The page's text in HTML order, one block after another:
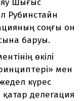
Шығыс
Рубинстайн
соңғы он
баруы.
өкілі
мен
күрес
делегация